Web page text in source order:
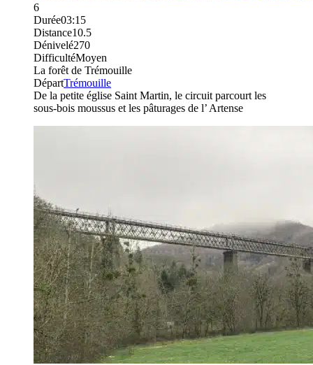
6
Durée03:15
Distance10.5
Dénivelé270
DifficultéMoyen
La forêt de Trémouille
DépartTrémouille
De la petite église Saint Martin, le circuit parcourt les
sous-bois moussus et les pâturages de l’ Artense